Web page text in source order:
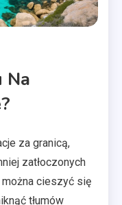
Na
za granicą,
zatłoczonych
cieszyć się
tłumów